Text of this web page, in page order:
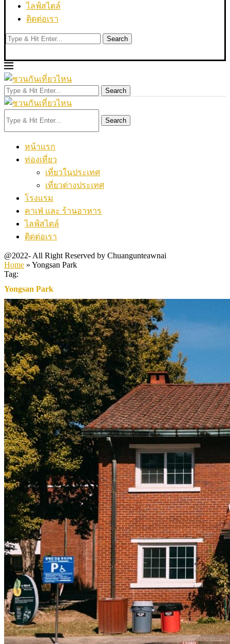
ไลฟ์สไตล์
ติดต่อเรา
Search
Search
Search
หน้าแรก
ท่องเที่ยว
เที่ยวในประเทศ
เที่ยวต่างประเทศ
โรงแรม
คาเฟ่ และ ร้านอาหาร
ไลฟ์สไตล์
ติดต่อเรา
@2022- All Right Reserved by Chuangunteawnai
Home » Yongsan Park
Tag:
Yongsan Park